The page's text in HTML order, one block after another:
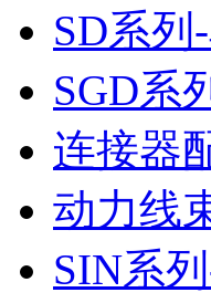
SD系列
SGD系
连接器
动力线
SIN系